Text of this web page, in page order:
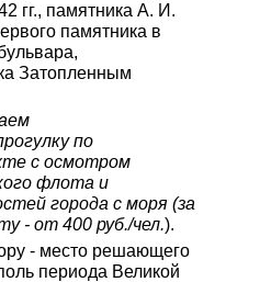
гг., памятника А. И.
памятника в
Затопленным
по
с осмотром
флота и
города с моря (за
- от 400 руб./чел.).
- место решающего
периода Великой